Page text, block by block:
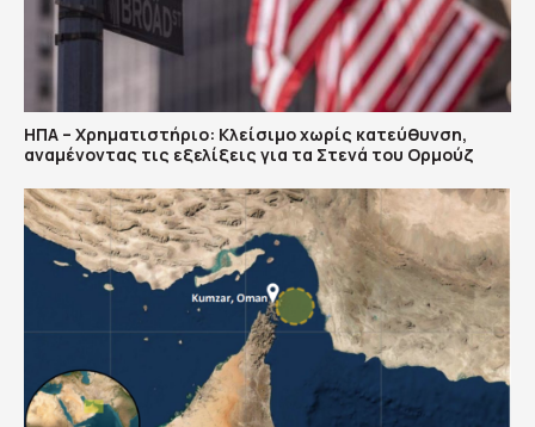
ΗΠΑ – Χρηματιστήριο: Κλείσιμο χωρίς κατεύθυνση,
αναμένοντας τις εξελίξεις για τα Στενά του Ορμούζ